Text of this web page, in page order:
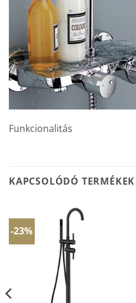
Funkcionalitás
KAPCSOLÓDÓ TERMÉKEK
-23%